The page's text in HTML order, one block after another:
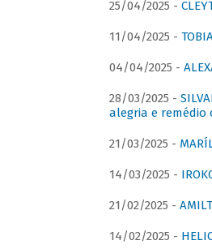
25/04/2025 -
11/04/2025 -
04/04/2025 -
28/03/2025 -
alegria e remédio
21/03/2025 -
14/03/2025 -
21/02/2025 -
14/02/2025 -